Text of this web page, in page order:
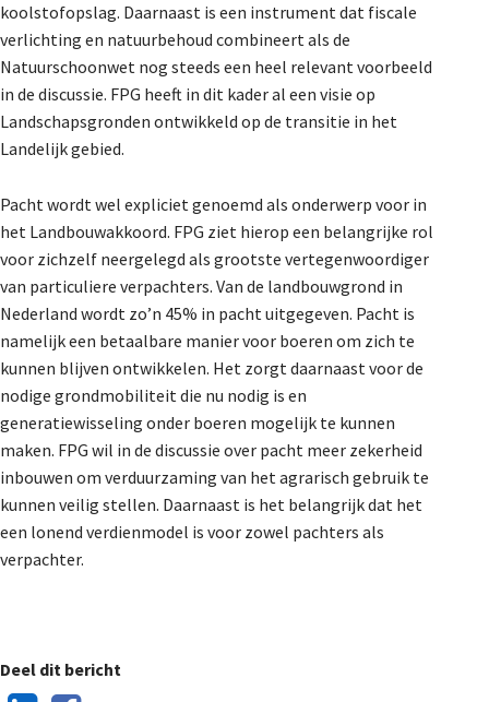
koolstofopslag. Daarnaast is een instrument dat fiscale
verlichting en natuurbehoud combineert als de
Natuurschoonwet nog steeds een heel relevant voorbeeld
in de discussie. FPG heeft in dit kader al een visie op
Landschapsgronden ontwikkeld op de transitie in het
Landelijk gebied.
Pacht wordt wel expliciet genoemd als onderwerp voor in
het Landbouwakkoord. FPG ziet hierop een belangrijke rol
voor zichzelf neergelegd als grootste vertegenwoordiger
van particuliere verpachters. Van de landbouwgrond in
Nederland wordt zo’n 45% in pacht uitgegeven. Pacht is
namelijk een betaalbare manier voor boeren om zich te
kunnen blijven ontwikkelen. Het zorgt daarnaast voor de
nodige grondmobiliteit die nu nodig is en
generatiewisseling onder boeren mogelijk te kunnen
maken. FPG wil in de discussie over pacht meer zekerheid
inbouwen om verduurzaming van het agrarisch gebruik te
kunnen veilig stellen. Daarnaast is het belangrijk dat het
een lonend verdienmodel is voor zowel pachters als
verpachter.
Deel dit bericht